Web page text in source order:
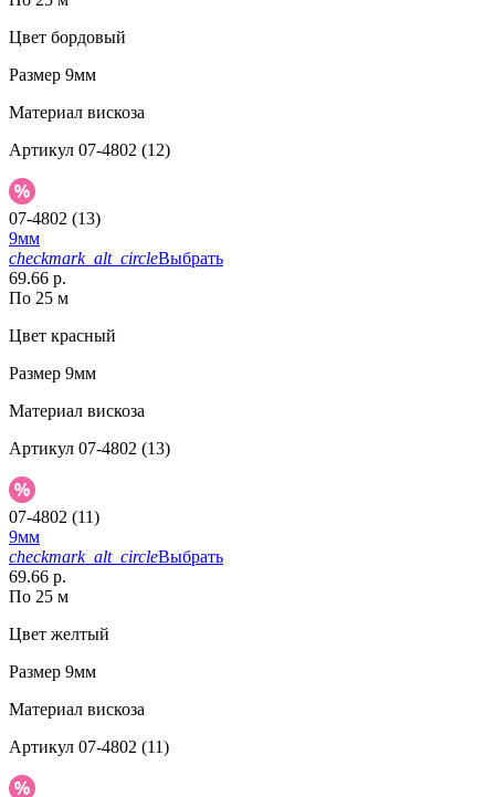
Цвет бордовый
Размер 9мм
Материал вискоза
Артикул 07-4802 (12)
07-4802 (13)
9мм
checkmark_alt_circleВыбрать
69.66 р.
По 25 м
Цвет красный
Размер 9мм
Материал вискоза
Артикул 07-4802 (13)
07-4802 (11)
9мм
checkmark_alt_circleВыбрать
69.66 р.
По 25 м
Цвет желтый
Размер 9мм
Материал вискоза
Артикул 07-4802 (11)